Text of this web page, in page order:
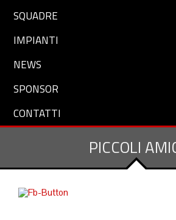
SQUADRE
IMPIANTI
NEWS
SPONSOR
CONTATTI
PICCOLI